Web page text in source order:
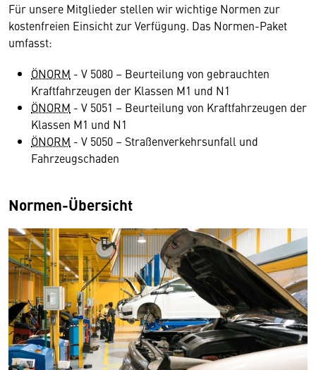
Für unsere Mitglieder stellen wir wichtige Normen zur
kostenfreien Einsicht zur Verfügung. Das Normen-Paket
umfasst:
ÖNORM - V 5080 – Beurteilung von gebrauchten
Kraftfahrzeugen der Klassen M1 und N1
ÖNORM - V 5051 – Beurteilung von Kraftfahrzeugen der
Klassen M1 und N1
ÖNORM - V 5050 – Straßenverkehrsunfall und
Fahrzeugschaden
Normen-Übersicht